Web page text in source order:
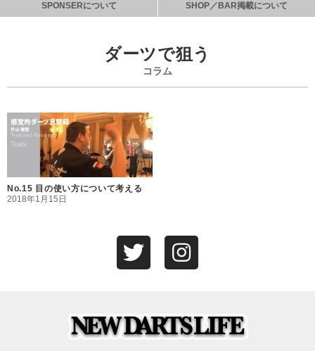
SPONSERについて SHOP／BAR掲載について
ダーツで狙う
コラム
No.15 目の使い方について考える
2018年1月15日